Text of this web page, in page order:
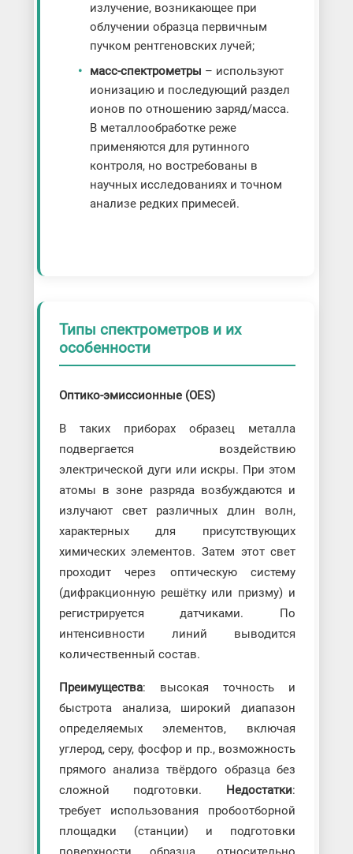
излучение, возникающее при
облучении образца первичным
пучком рентгеновских лучей;
масс-спектрометры – используют
ионизацию и последующий раздел
ионов по отношению заряд/масса.
В металлообработке реже
применяются для рутинного
контроля, но востребованы в
научных исследованиях и точном
анализе редких примесей.
Типы спектрометров и их
особенности
Оптико-эмиссионные (OES)
В таких приборах образец металла
подвергается воздействию
электрической дуги или искры. При этом
атомы в зоне разряда возбуждаются и
излучают свет различных длин волн,
характерных для присутствующих
химических элементов. Затем этот свет
проходит через оптическую систему
(дифракционную решётку или призму) и
регистрируется датчиками. По
интенсивности линий выводится
количественный состав.
Преимущества: высокая точность и
быстрота анализа, широкий диапазон
определяемых элементов, включая
углерод, серу, фосфор и пр., возможность
прямого анализа твёрдого образца без
сложной подготовки. Недостатки:
требует использования пробоотборной
площадки (станции) и подготовки